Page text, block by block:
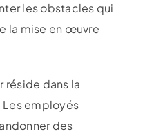
les obstacles qui
la mise en œuvre
réside dans la
employés
des